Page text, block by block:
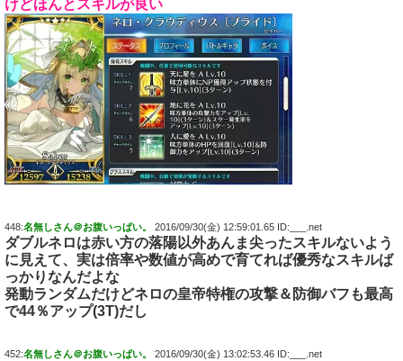
けどほんとスキルが良い
448:名無しさん＠お腹いっぱい。 2016/09/30(金) 12:59:01.65 ID:___.net
ダブルネロは赤い方の落陽以外あんま尖ったスキルないよう
に見えて、実は倍率や数値が高めで育てれば優秀なスキルば
っかりなんだよな
発動ランダムだけどネロの皇帝特権の攻撃＆防御バフも最高
で44％アップ(3T)だし
452:名無しさん＠お腹いっぱい。 2016/09/30(金) 13:02:53.46 ID:___.net